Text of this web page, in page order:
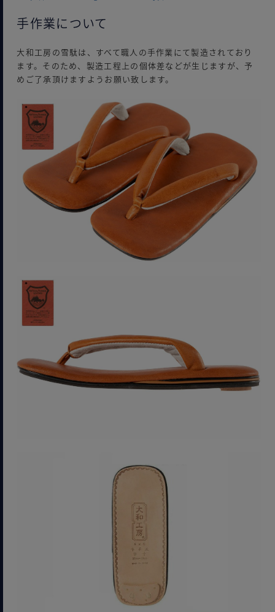
手作業について
大和工房の雪駄は、すべて職人の手作業にて製造されており
ます。そのため、製造工程上の個体差などが生じますが、予
めご了承頂けますようお願い致します。